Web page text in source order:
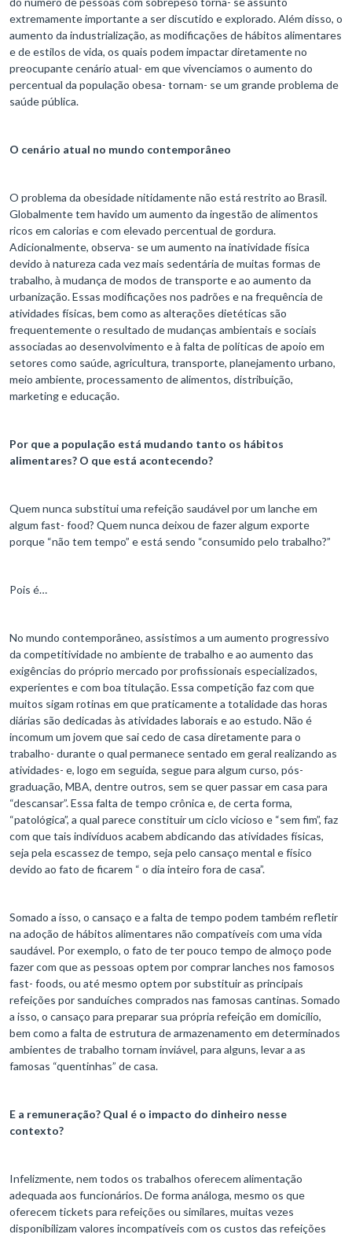
extremamente importante a ser discutido e explorado. Além disso, o
aumento da industrialização, as modificações de hábitos alimentares
e de estilos de vida, os quais podem impactar diretamente no
preocupante cenário atual- em que vivenciamos o aumento do
percentual da população obesa- tornam- se um grande problema de
saúde pública.
O cenário atual no mundo contemporâneo
O problema da obesidade nitidamente não está restrito ao Brasil.
Globalmente tem havido um aumento da ingestão de alimentos
ricos em calorias e com elevado percentual de gordura.
Adicionalmente, observa- se um aumento na inatividade física
devido à natureza cada vez mais sedentária de muitas formas de
trabalho, à mudança de modos de transporte e ao aumento da
urbanização. Essas modificações nos padrões e na frequência de
atividades físicas, bem como as alterações dietéticas são
frequentemente o resultado de mudanças ambientais e sociais
associadas ao desenvolvimento e à falta de políticas de apoio em
setores como saúde, agricultura, transporte, planejamento urbano,
meio ambiente, processamento de alimentos, distribuição,
marketing e educação.
Por que a população está mudando tanto os hábitos
alimentares? O que está acontecendo?
Quem nunca substitui uma refeição saudável por um lanche em
algum fast- food? Quem nunca deixou de fazer algum exporte
porque “não tem tempo” e está sendo “consumido pelo trabalho?”
Pois é…
No mundo contemporâneo, assistimos a um aumento progressivo
da competitividade no ambiente de trabalho e ao aumento das
exigências do próprio mercado por profissionais especializados,
experientes e com boa titulação. Essa competição faz com que
muitos sigam rotinas em que praticamente a totalidade das horas
diárias são dedicadas às atividades laborais e ao estudo. Não é
incomum um jovem que sai cedo de casa diretamente para o
trabalho- durante o qual permanece sentado em geral realizando as
atividades- e, logo em seguida, segue para algum curso, pós-
graduação, MBA, dentre outros, sem se quer passar em casa para
“descansar”. Essa falta de tempo crônica e, de certa forma,
“patológica”, a qual parece constituir um ciclo vicioso e “sem fim”, faz
com que tais indivíduos acabem abdicando das atividades físicas,
seja pela escassez de tempo, seja pelo cansaço mental e físico
devido ao fato de ficarem “ o dia inteiro fora de casa”.
Somado a isso, o cansaço e a falta de tempo podem também refletir
na adoção de hábitos alimentares não compatíveis com uma vida
saudável. Por exemplo, o fato de ter pouco tempo de almoço pode
fazer com que as pessoas optem por comprar lanches nos famosos
fast- foods, ou até mesmo optem por substituir as principais
refeições por sanduíches comprados nas famosas cantinas. Somado
a isso, o cansaço para preparar sua própria refeição em domicílio,
bem como a falta de estrutura de armazenamento em determinados
ambientes de trabalho tornam inviável, para alguns, levar a as
famosas “quentinhas” de casa.
E a remuneração? Qual é o impacto do dinheiro nesse
contexto?
Infelizmente, nem todos os trabalhos oferecem alimentação
adequada aos funcionários. De forma análoga, mesmo os que
oferecem tickets para refeições ou similares, muitas vezes
disponibilizam valores incompatíveis com os custos das refeições